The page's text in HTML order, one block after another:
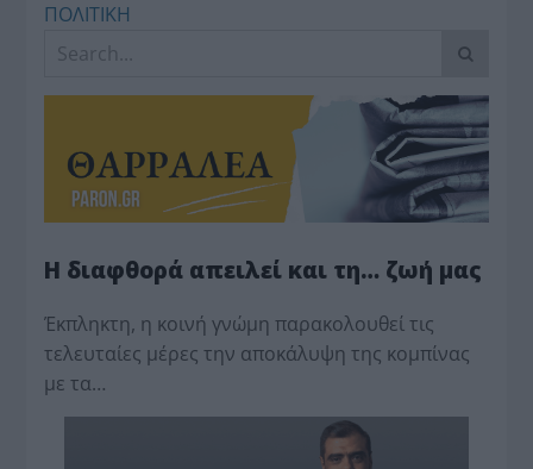
ΠΟΛΙΤΙΚΗ
Η διαφθορά απειλεί και τη… ζωή μας
Έκπληκτη, η κοινή γνώμη παρακολουθεί τις
τελευταίες μέρες την αποκάλυψη της κο­μπίνας
με τα…